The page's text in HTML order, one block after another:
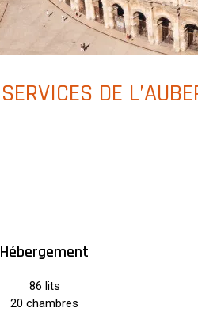
SERVICES DE
Hébergement
86 lits
20 chambres